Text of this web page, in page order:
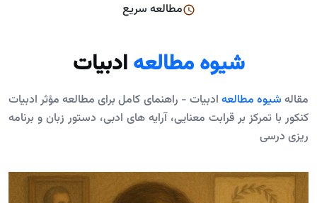
مطالعه سریع
شیوه مطالعهادبیات
مقاله شیوه مطالعه ادبیات - راهنمای کامل برای مطالعه مؤثر ادبیات
کنکور با تمرکز بر قرابت معنایی، آرایه های ادبی، دستور زبان و برنامه
ریزی درسی